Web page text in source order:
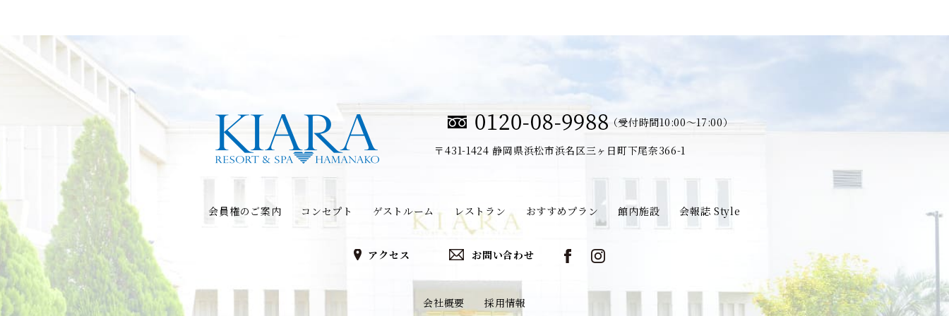
（受付時間10:00～17:00）
〒431-1424静岡県浜松市浜名区三ヶ日町下尾奈366-1
会員権のご案内 コンセプト ゲストルーム レストラン おすすめプラン 館内施設 会報誌 Style
アクセス お問い合わせ
会社概要 採用情報